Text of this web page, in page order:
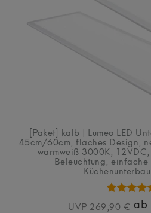
[Paket] kalb | Lumeo LED
45cm/60cm, flaches Design,
warmweiß 3000K, 12VDC,
Beleuchtung, einfache
UVP 269,90 € ab